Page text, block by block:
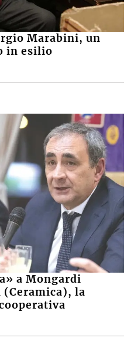
Marabini, un
in esilio
a Mongardi
(Ceramica), la